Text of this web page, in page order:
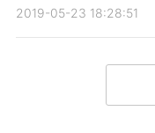
2019-05-23 18:28:51